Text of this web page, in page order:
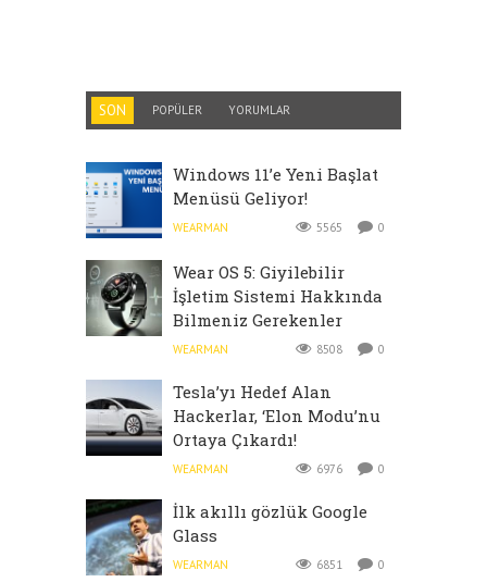
SON POPÜLER YORUMLAR
Windows 11’e Yeni Başlat
Menüsü Geliyor!
WEARMAN 5565 0
Wear OS 5: Giyilebilir
İşletim Sistemi Hakkında
Bilmeniz Gerekenler
WEARMAN 8508 0
Tesla’yı Hedef Alan
Hackerlar, ‘Elon Modu’nu
Ortaya Çıkardı!
WEARMAN 6976 0
İlk akıllı gözlük Google
Glass
WEARMAN 6851 0